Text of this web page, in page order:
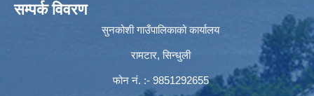
सम्पर्क विवरण
सुनकोशी गाउँपालिकाको कार्यालय
रामटार, सिन्धुली
फोन नं‍. :- 9851292655